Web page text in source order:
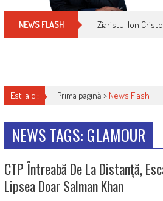
NEWS FLASH Ziaristul Ion
Esti aici: Prima pagină > News Flash
NEWS TAGS: GLAMOUR
CTP Întreabă De La Distanță,
Lipsea Doar Salman Khan